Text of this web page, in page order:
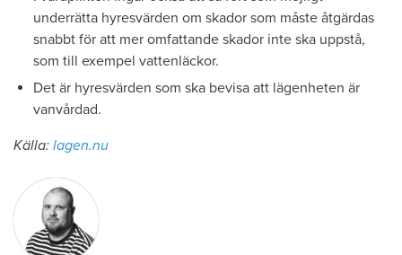
underrätta hyresvärden om skador som måste åtgärdas
snabbt för att mer omfattande skador inte ska uppstå,
som till exempel vattenläckor.
Det är hyresvärden som ska bevisa att lägenheten är
vanvårdad.
Källa: lagen.nu